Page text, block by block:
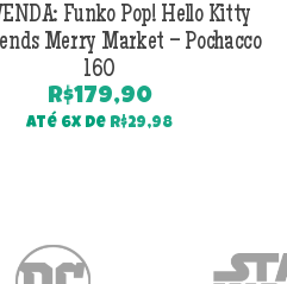
Funko Pop! Hello Kitty
Merry Market – Pochacco
160
R$179,90
Até 6x de R$29,98